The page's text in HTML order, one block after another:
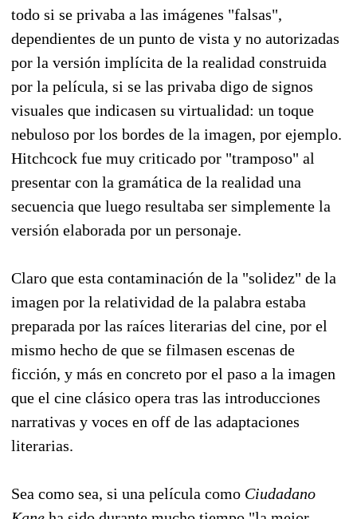
todo si se privaba a las imágenes "falsas",
dependientes de un punto de vista y no autorizadas
por la versión implícita de la realidad construida
por la película, si se las privaba digo de signos
visuales que indicasen su virtualidad: un toque
nebuloso por los bordes de la imagen, por ejemplo.
Hitchcock fue muy criticado por "tramposo" al
presentar con la gramática de la realidad una
secuencia que luego resultaba ser simplemente la
versión elaborada por un personaje.
Claro que esta contaminación de la "solidez" de la
imagen por la relatividad de la palabra estaba
preparada por las raíces literarias del cine, por el
mismo hecho de que se filmasen escenas de
ficción, y más en concreto por el paso a la imagen
que el cine clásico opera tras las introducciones
narrativas y voces en off de las adaptaciones
literarias.
Sea como sea, si una película como Ciudadano